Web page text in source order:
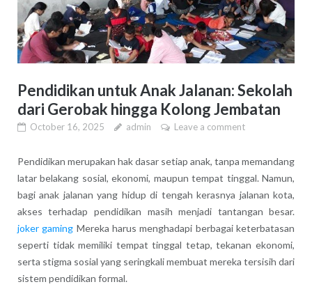
Pendidikan untuk Anak Jalanan: Sekolah
dari Gerobak hingga Kolong Jembatan
October 16, 2025 admin Leave a comment
Pendidikan merupakan hak dasar setiap anak, tanpa memandang
latar belakang sosial, ekonomi, maupun tempat tinggal. Namun,
bagi anak jalanan yang hidup di tengah kerasnya jalanan kota,
akses terhadap pendidikan masih menjadi tantangan besar.
joker gaming Mereka harus menghadapi berbagai keterbatasan
seperti tidak memiliki tempat tinggal tetap, tekanan ekonomi,
serta stigma sosial yang seringkali membuat mereka tersisih dari
sistem pendidikan formal.